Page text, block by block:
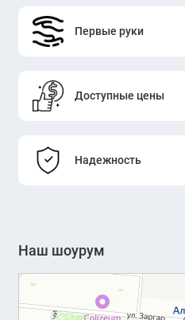
Первые руки
Доступные цены
Надежность
Наш шоурум